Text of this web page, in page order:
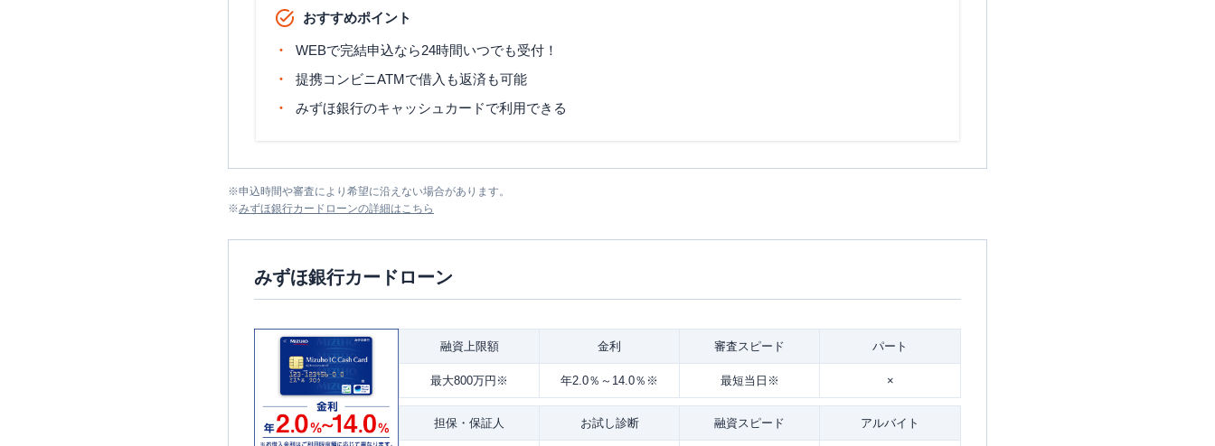
おすすめポイント
WEBで完結申込なら24時間いつでも受付！
提携コンビニATMで借入も返済も可能
みずほ銀行のキャッシュカードで利用できる
※申込時間や審査により希望に沿えない場合があります。
※みずほ銀行カードローンの詳細はこちら
みずほ銀行カードローン
融資上限額 金利 審査スピード パート
最大800万円※ 年2.0％～14.0％※ 最短当日※ ×
担保・ 保証人 お試し診断 融資スピード アルバイト